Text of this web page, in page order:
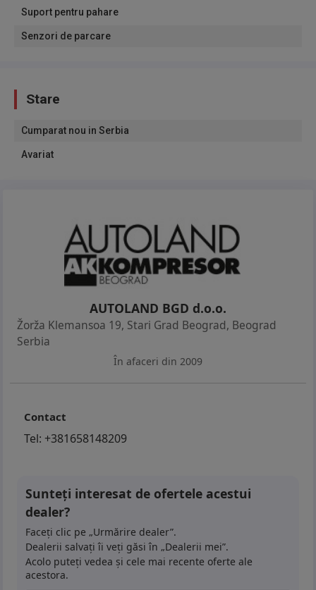
Suport pentru pahare
Senzori de parcare
Stare
Cumparat nou in Serbia
Avariat
AUTOLAND BGD d.o.o.
Žorža Klemansoa 19, Stari Grad Beograd, Beograd
Serbia
În afaceri din 2009
Contact
Tel: +381658148209
Sunteți interesat de ofertele acestui
dealer?
Faceți clic pe „Urmărire dealer”.
Dealerii salvați îi veți găsi în „Dealerii mei”.
Acolo puteți vedea și cele mai recente oferte ale
acestora.